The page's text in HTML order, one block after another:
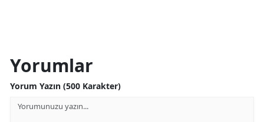
Yorumlar
Yorum Yazın (500 Karakter)